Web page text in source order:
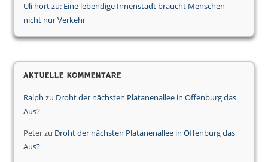
Uli hört zu: Eine lebendige Innenstadt braucht Menschen –
nicht nur Verkehr
Aktuelle Kommentare
Ralph zu Droht der nächsten Platanenallee in Offenburg das
Aus?
Peterzu Droht der nächsten Platanenallee in Offenburg das
Aus?